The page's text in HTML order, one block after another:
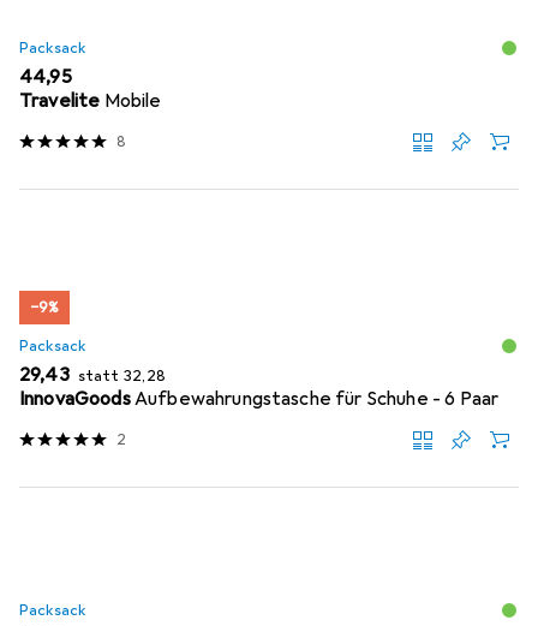
Packsack
EUR
44,95
Travelite Mobile
8
−9%
Packsack
EUR
29,43 statt EUR
32,28
InnovaGoodsAufbewahrungstasche für Schuhe - 6 Paar
2
Packsack